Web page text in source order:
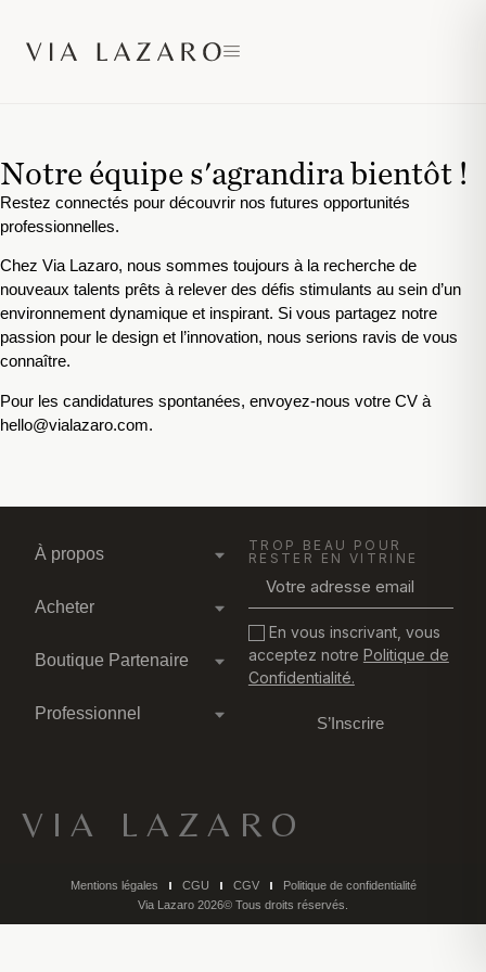
Notre équipe s'agrandira bientôt !
Restez connectés pour découvrir nos futures opportunités
professionnelles.
Chez Via Lazaro, nous sommes toujours à la recherche de
nouveaux talents prêts à relever des défis stimulants au sein d’un
environnement dynamique et inspirant. Si vous partagez notre
passion pour le design et l’innovation, nous serions ravis de vous
connaître.
Pour les candidatures spontanées, envoyez-nous votre CV à
hello@vialazaro.com.
À propos
Acheter
Boutique Partenaire
Professionnel
TROP BEAU POUR
RESTER EN VITRINE
En vous inscrivant, vous
acceptez notre Politique de
Confidentialité.
S’Inscrire
VIA LAZARO
Mentions légales CGU CGV
Politique de confidentialité
Via Lazaro 2026© Tous droits réservés.